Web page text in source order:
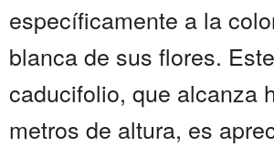
específicamente a la
blanca de sus flores.
caducifolio, que alcanza
metros de altura, es